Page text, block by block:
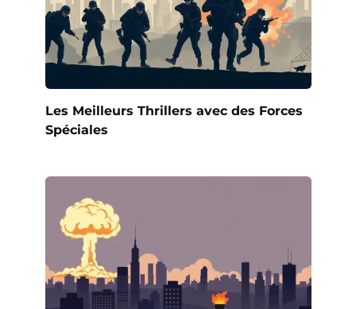
Les Meilleurs Thrillers avec des Forces
Spéciales